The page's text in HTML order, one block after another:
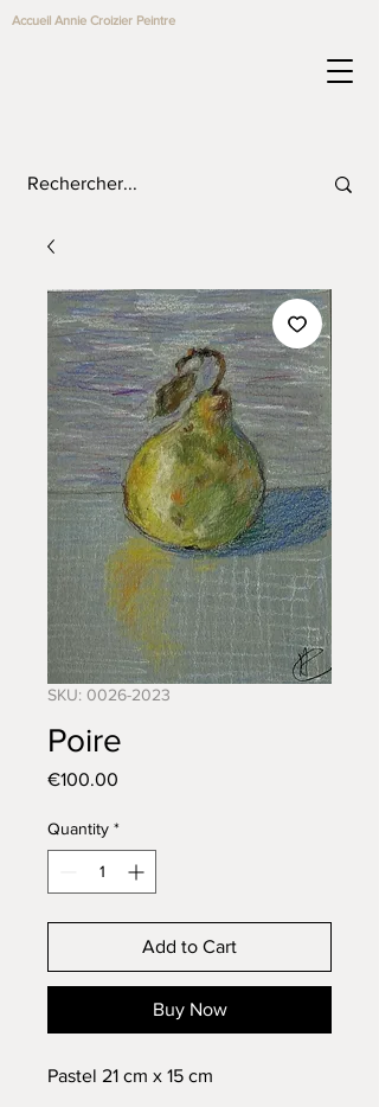
Accueil Annie Croizier Peintre
SKU: 0026-2023
Poire
€100.00
Quantity *
Add to Cart
Buy Now
Pastel 21 cm x 15 cm